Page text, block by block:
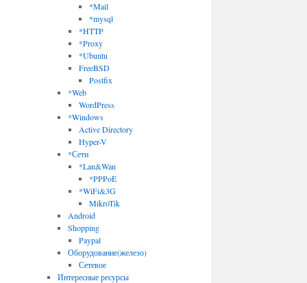
*Mail
*mysql
*HTTP
*Proxy
*Ubuntu
FreeBSD
Postfix
*Web
WordPress
*Windows
Active Directory
Hyper-V
*Сети
*Lan&Wan
*PPPoE
*WiFi&3G
MikroTik
Android
Shopping
Paypal
Оборудование(железо)
Сетевое
Интересные ресурсы